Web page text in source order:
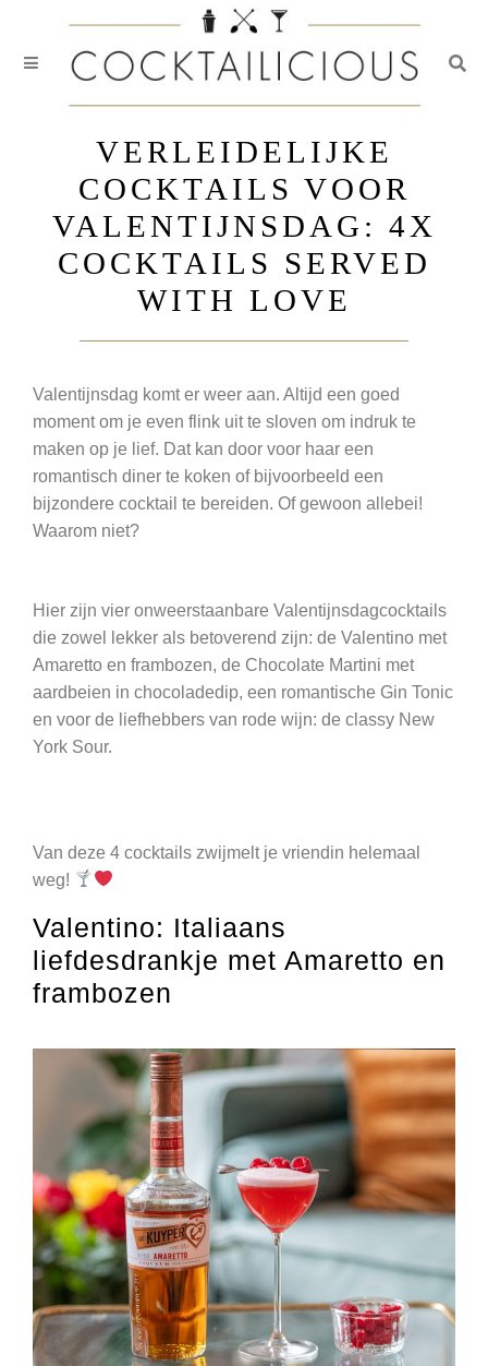
VERLEIDELIJKE
COCKTAILS VOOR
VALENTIJNSDAG: 4X
COCKTAILS SERVED
WITH LOVE
Valentijnsdag komt er weer aan. Altijd een goed
moment om je even flink uit te sloven om indruk te
maken op je lief. Dat kan door voor haar een
romantisch diner te koken of bijvoorbeeld een
bijzondere cocktail te bereiden. Of gewoon allebei!
Waarom niet?
Hier zijn vier onweerstaanbare Valentijnsdagcocktails
die zowel lekker als betoverend zijn: de Valentino met
Amaretto en frambozen, de Chocolate Martini met
aardbeien in chocoladedip, een romantische Gin Tonic
en voor de liefhebbers van rode wijn: de classy New
York Sour.
Van deze 4 cocktails zwijmelt je vriendin helemaal
weg!
Valentino: Italiaans
liefdesdrankje met Amaretto en
frambozen